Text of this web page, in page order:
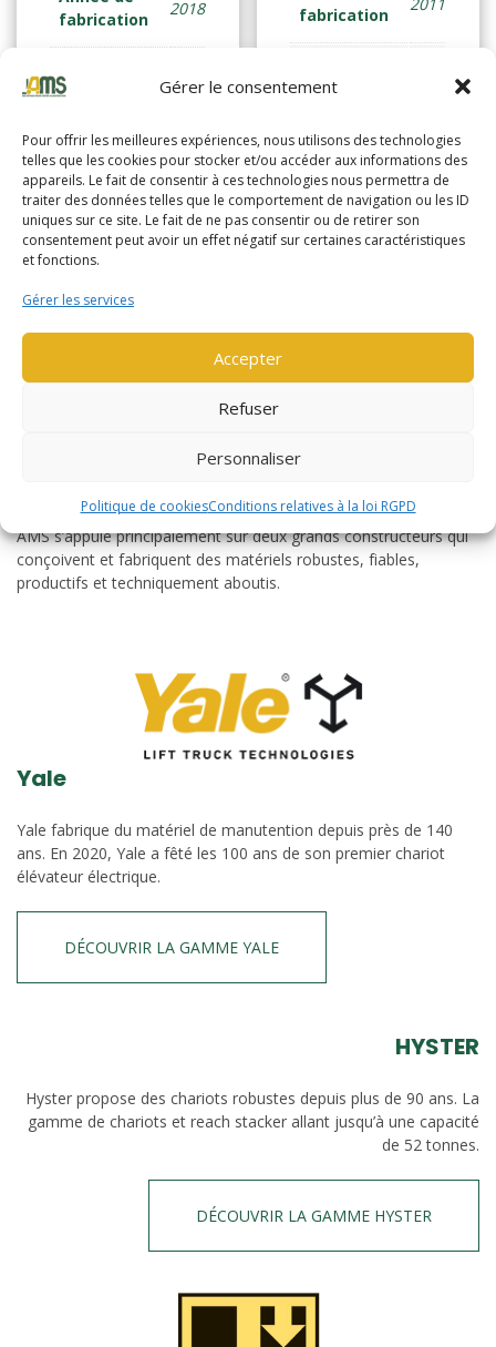
Gérer le consentement
Pour offrir les meilleures expériences, nous utilisons des technologies
telles que les cookies pour stocker et/ou accéder aux informations des
appareils. Le fait de consentir à ces technologies nous permettra de
traiter des données telles que le comportement de navigation ou les ID
uniques sur ce site. Le fait de ne pas consentir ou de retirer son
consentement peut avoir un effet négatif sur certaines caractéristiques
et fonctions.
Gérer les services
Accepter
Refuser
Personnaliser
Politique de cookiesConditions relatives à la loi RGPD
fabrication
2018
Lire la suite
fabrication
Lire la suite
Nos partenaires
AMS s’appuie principalement sur deux grands constructeurs qui
conçoivent et fabriquent des matériels robustes, fiables,
productifs et techniquement aboutis.
Yale
Yale fabrique du matériel de manutention depuis près de 140
ans. En 2020, Yale a fêté les 100 ans de son premier chariot
élévateur électrique.
DÉCOUVRIR LA GAMME YALE
HYSTER
Hyster propose des chariots robustes depuis plus de 90 ans. La
gamme de chariots et reach stacker allant jusqu’à une capacité
de 52 tonnes.
DÉCOUVRIR LA GAMME HYSTER